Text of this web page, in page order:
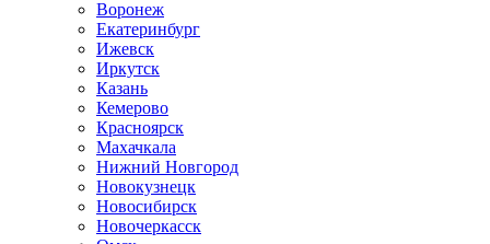
Воронеж
Екатеринбург
Ижевск
Иркутск
Казань
Кемерово
Красноярск
Махачкала
Нижний Новгород
Новокузнецк
Новосибирск
Новочеркаcск